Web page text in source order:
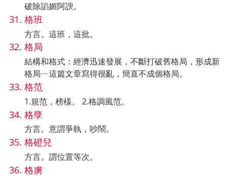
破除諂媚阿諛。
格班
方言。這班，這批。
格局
結構和格式：經濟迅速發展，不斷打破舊格局，形成新
格局ㄧ這篇文章寫得很亂，簡直不成個格局。
格范
1.規范，榜樣。 2.格調風范。
格孽
方言。意謂爭執，吵鬧。
格磴兒
方言。謂位置等次。
格虜